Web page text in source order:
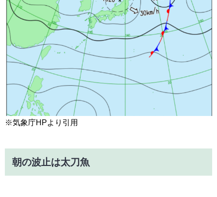
※気象庁HPより引用
朝の波止は太刀魚